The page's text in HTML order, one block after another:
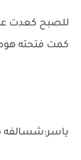
للصبح كعدت
كمت فتحته
ياسر:شسالفه